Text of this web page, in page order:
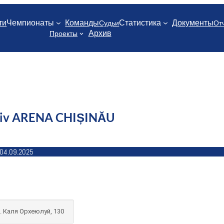
Чемпионаты КомандыСудьиСтатистика Документы
Проекты
Архив
ARENA CHIȘINĂU
04.09.2025
Каля Орхеюлуй, 130